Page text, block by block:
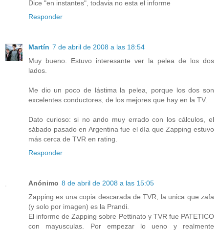
Dice "en instantes", todavia no esta el informe
Responder
Martín 7 de abril de 2008 a las 18:54
Muy bueno. Estuvo interesante ver la pelea de los dos
lados.
Me dio un poco de lástima la pelea, porque los dos son
excelentes conductores, de los mejores que hay en la TV.
Dato curioso: si no ando muy errado con los cálculos, el
sábado pasado en Argentina fue el día que Zapping estuvo
más cerca de TVR en rating.
Responder
Anónimo 8 de abril de 2008 a las 15:05
Zapping es una copia descarada de TVR, la unica que zafa
(y solo por imagen) es la Prandi.
El informe de Zapping sobre Pettinato y TVR fue PATETICO
con mayusculas. Por empezar lo ueno y realmente